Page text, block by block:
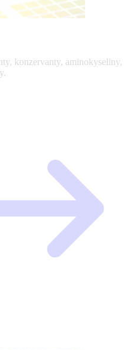
konzervanty, aminokyseliny,